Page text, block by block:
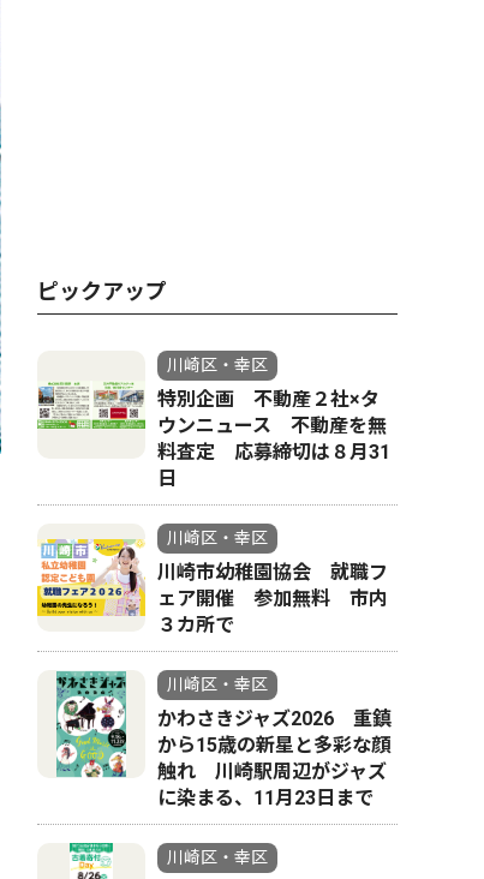
ピックアップ
川崎区・幸区
特別企画 不動産２社×タ
ウンニュース 不動産を無
料査定 応募締切は８月31
日
川崎区・幸区
川崎市幼稚園協会 就職フ
ェア開催 参加無料 市内
３カ所で
川崎区・幸区
かわさきジャズ2026 重鎮
から15歳の新星と多彩な顔
触れ 川崎駅周辺がジャズ
に染まる、11月23日まで
川崎区・幸区